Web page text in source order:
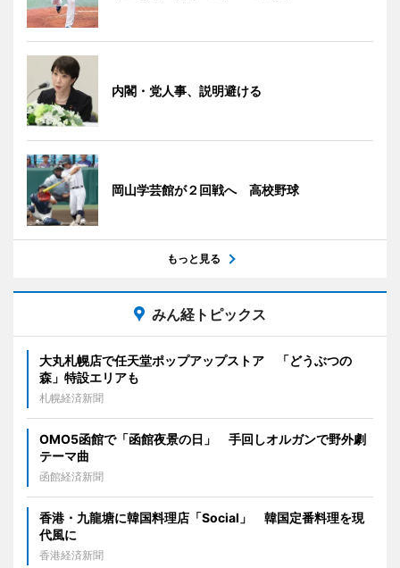
内閣・党人事、説明避ける
岡山学芸館が２回戦へ 高校野球
もっと見る
みん経トピックス
大丸札幌店で任天堂ポップアップストア 「どうぶつの
森」特設エリアも
札幌経済新聞
OMO5函館で「函館夜景の日」 手回しオルガンで野外劇
テーマ曲
函館経済新聞
香港・九龍塘に韓国料理店「Social」 韓国定番料理を現
代風に
香港経済新聞